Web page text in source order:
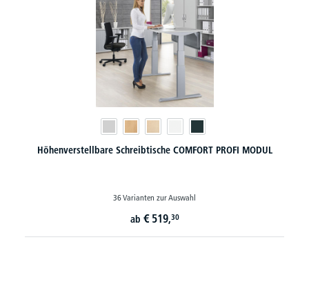
Höhenverstellbare Schreibtische COMFORT PROFI MODUL
36 Varianten zur Auswahl
ab € 519,30